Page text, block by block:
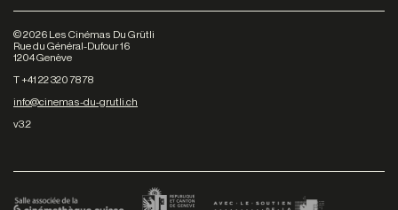
©2026 Les Cinémas Du Grütli
Rue du Général-Dufour 16
1204 Genève
T +41 22 320 78 78
info@cinemas-du-grutli.ch
v3.2